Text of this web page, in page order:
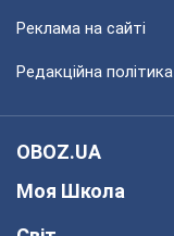
Реклама на сайті
Редакційна політика
OBOZ.UA
Моя Школа